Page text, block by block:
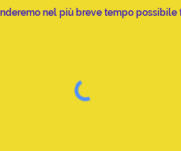
nel più breve tempo